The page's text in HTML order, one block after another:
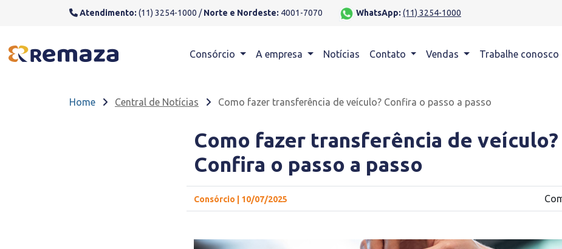
Atendimento: (11) 3254-1000 /Norte e Nordeste: 4001-7070 WhatsApp: (11) 3254-1000
Consórcio A empresa Notícias Contato Vendas Trabalhe conosco
Home Central de Notícias Como fazer transferência de veículo? Confira o passo a passo
Como fazer transferência de veículo?
Confira o passo a passo
Consórcio | 10/07/2025